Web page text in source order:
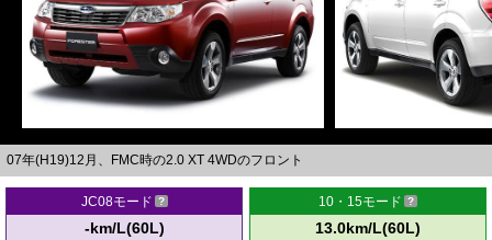
07年(H19)12月、FMC時の2.0 XT 4WDのフロント
JC08モード
-km/L(60L)
10・15モード
13.0km/L(60L)